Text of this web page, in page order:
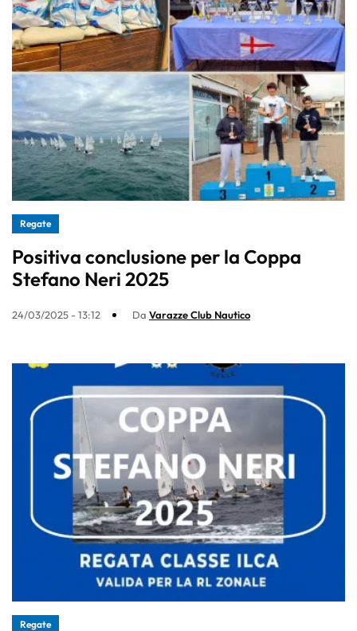
Regate
Positiva conclusione per la Coppa
Stefano Neri 2025
24/03/2025 - 13:12 Da Varazze Club Nautico
Regate